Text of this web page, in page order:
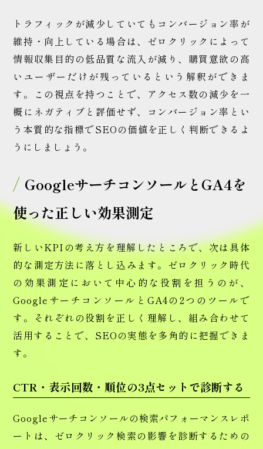
トラフィックが減少していてもコンバージョン率が
維持・向上している場合は、ゼロクリックによって
情報収集目的の低品質な流入が減り、購買意欲の高
いユーザーだけが残っているという解釈ができま
す。この視点を持つことで、アクセス数の減少を一
概にネガティブと評価せず、コンバージョン率とい
う本質的な指標でSEOの価値を正しく判断できるよ
うにしましょう。
GoogleサーチコンソールとGA4を
使った正しい効果測定
新しいKPIの考え方を理解したところで、次は具体
的な測定方法に落とし込みます。ゼロクリック時代
の効果測定において中心的な役割を担うのが、
GoogleサーチコンソールとGA4の2つのツールで
す。それぞれの役割を正しく理解し、組み合わせて
活用することで、SEOの実態を多角的に把握できま
す。
CTR・表示回数・順位の3点セットで診断する
Googleサーチコンソールの検索パフォーマンスレポ
ートは、ゼロクリック検索の影響を診断するための